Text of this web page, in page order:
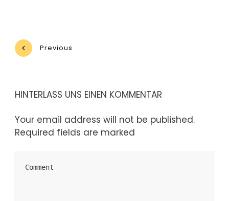
Previous
HINTERLASS UNS EINEN KOMMENTAR
Your email address will not be published.
Required fields are marked